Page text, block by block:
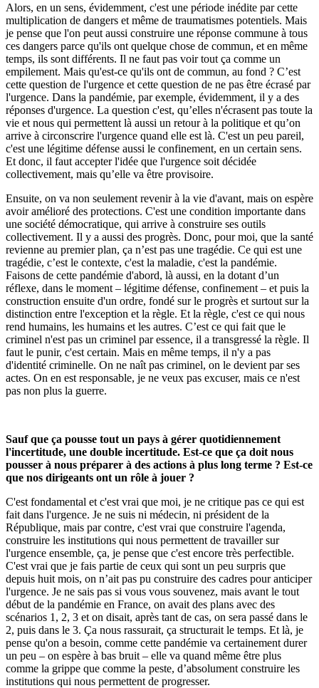
Alors, en un sens, évidemment, c'est une période inédite par cette
multiplication de dangers et même de traumatismes potentiels. Mais
je pense que l'on peut aussi construire une réponse commune à tous
ces dangers parce qu'ils ont quelque chose de commun, et en même
temps, ils sont différents. Il ne faut pas voir tout ça comme un
empilement. Mais qu'est-ce qu'ils ont de commun, au fond ? C’est
cette question de l'urgence et cette question de ne pas être écrasé par
l'urgence. Dans la pandémie, par exemple, évidemment, il y a des
réponses d'urgence. La question c'est, qu’elles n'écrasent pas toute la
vie et nous qui permettent là aussi un retour à la politique et qu’on
arrive à circonscrire l'urgence quand elle est là. C'est un peu pareil,
c'est une légitime défense aussi le confinement, en un certain sens.
Et donc, il faut accepter l'idée que l'urgence soit décidée
collectivement, mais qu’elle va être provisoire.
Ensuite, on va non seulement revenir à la vie d'avant, mais on espère
avoir amélioré des protections. C'est une condition importante dans
une société démocratique, qui arrive à construire ses outils
collectivement. Il y a aussi des progrès. Donc, pour moi, que la santé
revienne au premier plan, ça n’est pas une tragédie. Ce qui est une
tragédie, c’est le contexte, c'est la maladie, c'est la pandémie.
Faisons de cette pandémie d'abord, là aussi, en la dotant d’un
réflexe, dans le moment – légitime défense, confinement – et puis la
construction ensuite d'un ordre, fondé sur le progrès et surtout sur la
distinction entre l'exception et la règle. Et la règle, c'est ce qui nous
rend humains, les humains et les autres. C’est ce qui fait que le
criminel n'est pas un criminel par essence, il a transgressé la règle. Il
faut le punir, c'est certain. Mais en même temps, il n'y a pas
d'identité criminelle. On ne naît pas criminel, on le devient par ses
actes. On en est responsable, je ne veux pas excuser, mais ce n'est
pas non plus la guerre.
Sauf que ça pousse tout un pays à gérer quotidiennement
l'incertitude, une double incertitude. Est-ce que ça doit nous
pousser à nous préparer à des actions à plus long terme ? Est-ce
que nos dirigeants ont un rôle à jouer ?
C'est fondamental et c'est vrai que moi, je ne critique pas ce qui est
fait dans l'urgence. Je ne suis ni médecin, ni président de la
République, mais par contre, c'est vrai que construire l'agenda,
construire les institutions qui nous permettent de travailler sur
l'urgence ensemble, ça, je pense que c'est encore très perfectible.
C'est vrai que je fais partie de ceux qui sont un peu surpris que
depuis huit mois, on n’ait pas pu construire des cadres pour anticiper
l'urgence. Je ne sais pas si vous vous souvenez, mais avant le tout
début de la pandémie en France, on avait des plans avec des
scénarios 1, 2, 3 et on disait, après tant de cas, on sera passé dans le
2, puis dans le 3. Ça nous rassurait, ça structurait le temps. Et là, je
pense qu'on a besoin, comme cette pandémie va certainement durer
un peu – on espère à bas bruit – elle va quand même être plus
comme la grippe que comme la peste, d’absolument construire les
institutions qui nous permettent de progresser.